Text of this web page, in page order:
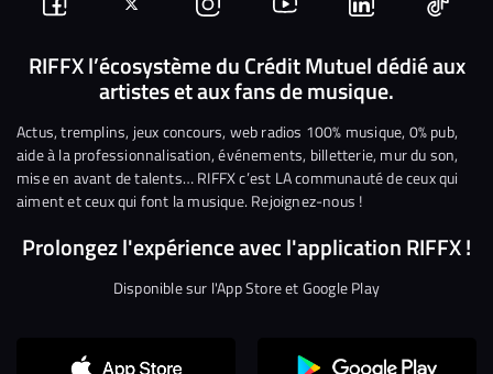
Suivez-
nous
Facebook
Suivez-
nous
sur
Twitter
Nous
rejoindre
sur
Instagram
Nous
rejoindre
sur
YouTube
Nous
rejoindre
sur
Linkedin
Nous
RIFFX l’écosystème du Crédit Mutuel dédié aux
artistes et aux fans de musique.
Actus, tremplins, jeux concours, web radios 100% musique, 0% pub,
aide à la professionnalisation, événements, billetterie, mur du son,
mise en avant de talents… RIFFX c’est LA communauté de ceux qui
aiment et ceux qui font la musique. Rejoignez-nous !
Prolongez l'expérience avec l'application RIFFX !
Disponible sur l'App Store et Google Play